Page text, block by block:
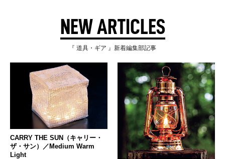
NEW ARTICLES
『 道具・ギア 』新着編集部記事
CARRY THE SUN（キャリー・
ザ・サン）／Medium Warm
Light